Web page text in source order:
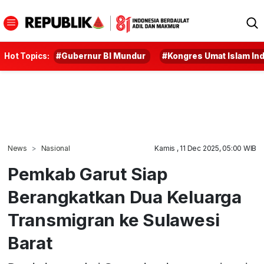
Hot Topics: #Gubernur BI Mundur #Kongres Umat Islam
News Nasional Kamis , 11 Dec 2025, 05:00 WIB
Pemkab Garut Siap
Berangkatkan Dua Keluarga
Transmigran ke Sulawesi
Barat